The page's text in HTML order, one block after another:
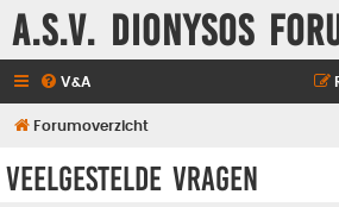
A.S.V. Dionysos
V&A
Forumoverzicht
Veelgestelde vragen